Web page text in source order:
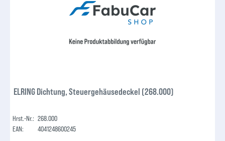
ELRING Dichtung, Steuergehäusedeckel (268.000)
Hrst.-Nr.: 268.000
EAN:
4041248600245